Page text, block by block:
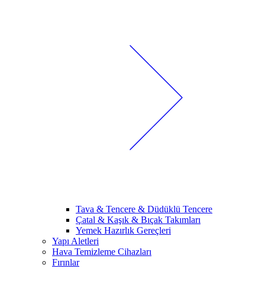
Tava & Tencere & Düdüklü Tencere
Çatal & Kaşık & Bıçak Takımları
Yemek Hazırlık Gereçleri
Yapı Aletleri
Hava Temizleme Cihazları
Fırınlar